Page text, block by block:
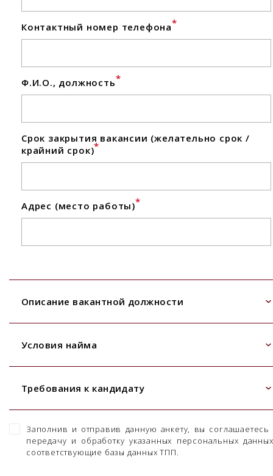
Контактный номер телефона*
Ф.И.О., должность*
Срок закрытия вакансии (желательно срок /
крайний срок)*
Адрес (место работы)*
Описание вакантной должности
Условия найма
Требования к кандидату
Заполнив и отправив данную анкету, вы соглашаетесь
передачу и обработку указанных персональных
соответствующие базы данных ТПП.